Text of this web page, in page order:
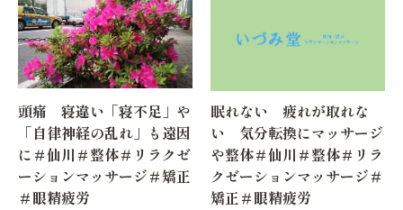
頭痛 寝違い「寝不足」や
「自律神経の乱れ」も遠因
に＃仙川＃整体＃リラクゼ
ーションマッサージ＃矯正
＃眼精疲労
眠れない 疲れが取れな
い 気分転換にマッサージ
や整体＃仙川＃整体＃リラ
クゼーションマッサージ＃
矯正＃眼精疲労